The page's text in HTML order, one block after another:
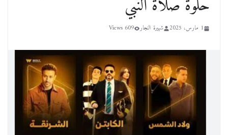
حلوة صلاة النبي
1 مارس، 2025 شهيرة النجار 609 Views